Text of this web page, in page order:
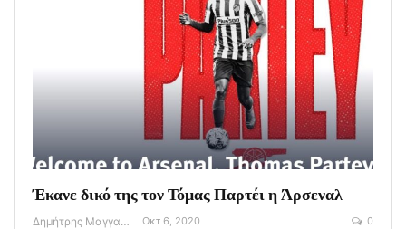
Έκανε δικό της τον Τόμας Παρτέι η Άρσεναλ
Δημήτρης Μαγγανάρης Οκτ 6, 2020 0